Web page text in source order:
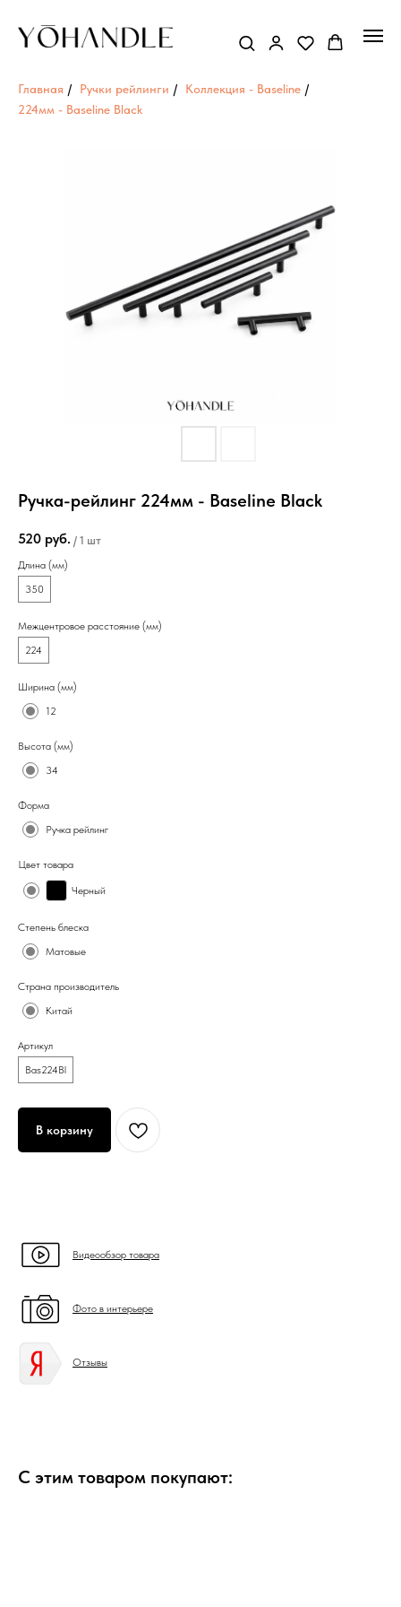
Главная / Ручки рейлинги / Коллекция - Baseline /
224мм - Baseline Black
Ручка-рейлинг 224мм - Baseline Black
520 руб. / 1 шт
Длина (мм)
350
Межцентровое расстояние (мм)
224
Ширина (мм)
12
Высота (мм)
34
Форма
Ручка рейлинг
Цвет товара
Черный
Степень блеска
Матовые
Страна производитель
Китай
Артикул
Bas224Bl
В корзину
Видеообзор товара
Фото в интерьере
Отзывы
С этим товаром покупают: